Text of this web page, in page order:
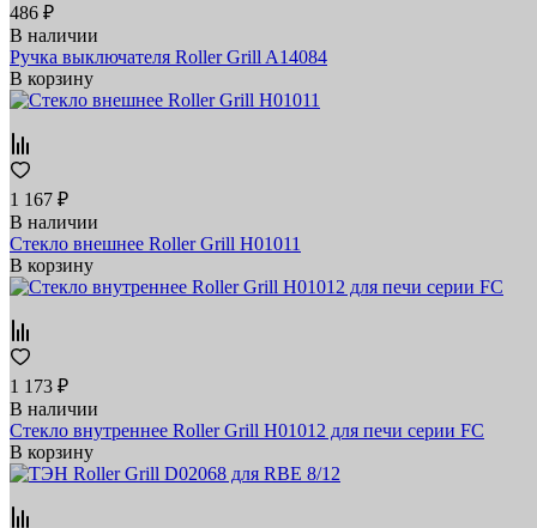
486 ₽
В наличии
Ручка выключателя Roller Grill A14084
В корзину
1 167 ₽
В наличии
Стекло внешнее Roller Grill H01011
В корзину
1 173 ₽
В наличии
Стекло внутреннее Roller Grill H01012 для печи серии FC
В корзину